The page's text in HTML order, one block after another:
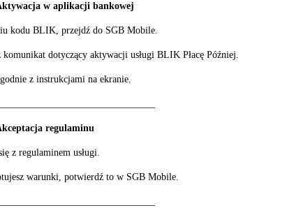
w aplikacji bankowej
kodu BLIK, przejdź do SGB Mobile.
komunikat dotyczący aktywacji usługi BLIK Płacę Później.
z instrukcjami na ekranie.
regulaminu
z regulaminem usługi.
warunki, potwierdź to w SGB Mobile.